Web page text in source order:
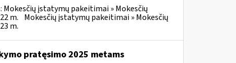
Mokesčių įstatymų pakeitimai » Mokesčių
m. Mokesčių įstatymų pakeitimai » Mokesčių
m.
pratęsimo 2025 metams